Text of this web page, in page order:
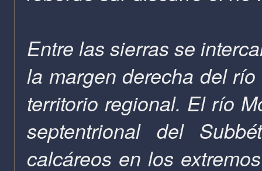
Entre las sierras se
la margen derecha del
territorio regional. El río
septentrional del
calcáreos en los